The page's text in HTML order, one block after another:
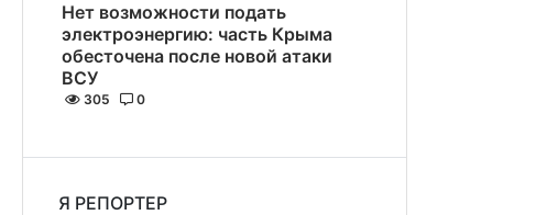
Нет возможности подать
электроэнергию: часть Крыма
обесточена после новой атаки
ВСУ
305 0
Я РЕПОРТЕР